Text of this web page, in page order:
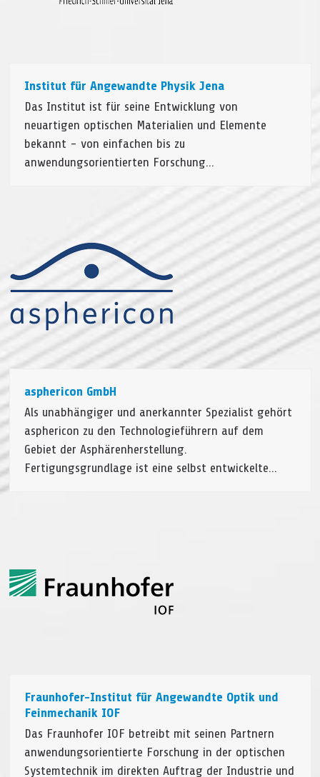
Institut für Angewandte Physik Jena
Das Institut ist für seine Entwicklung von
neuartigen optischen Materialien und Elemente
bekannt - von einfachen bis zu
anwendungsorientierten Forschung…
asphericon GmbH
Als unabhängiger und anerkannter Spezialist gehört
asphericon zu den Technologieführern auf dem
Gebiet der Asphärenherstellung.
Fertigungsgrundlage ist eine selbst entwickelte…
Fraunhofer-Institut für Angewandte Optik und
Feinmechanik IOF
Das Fraunhofer IOF betreibt mit seinen Partnern
anwendungsorientierte Forschung in der optischen
Systemtechnik im direkten Auftrag der Industrie und